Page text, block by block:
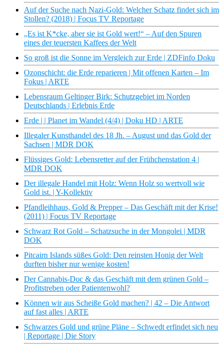
Auf der Suche nach Nazi-Gold: Welcher Schatz findet sich im
Stollen? (2018) | Focus TV Reportage
„Es ist K*cke, aber sie ist Gold wert!“ – Auf den Spuren
eines der teuersten Kaffees der Welt
So groß ist die Sonne im Vergleich zur Erde | ZDFinfo Doku
Ozonschicht: die Erde reparieren | Mit offenen Karten – Im
Fokus | ARTE
Lebensraum Geltinger Birk: Schutzgebiet im Norden
Deutschlands | Erlebnis Erde
Erde | | Planet im Wandel (4/4) | Doku HD | ARTE
Illegaler Kunsthandel des 18 Jh. – August und das Gold der
Sachsen | MDR DOK
Flüssiges Gold: Lebensretter auf der Frühchenstation 4 |
MDR DOK
Der illegale Handel mit Holz: Wenn Holz so wertvoll wie
Gold ist. | Y-Kollektiv
Pfandleihhaus, Gold & Prepper – Das Geschäft mit der Krise!
(2011) | Focus TV Reportage
Schwarz Rot Gold – Schatzsuche in der Mongolei | MDR
DOK
Pitcairn Islands süßes Gold: Den reinsten Honig der Welt
durften bisher nur wenige kosten!
Der Cannabis-Doc & das Geschäft mit dem grünen Gold –
Profitstreben oder Patientenwohl?
Können wir aus Scheiße Gold machen? | 42 – Die Antwort
auf fast alles | ARTE
Schwarzes Gold und grüne Pläne – Schwedt erfindet sich neu
| Reportage | Die Story